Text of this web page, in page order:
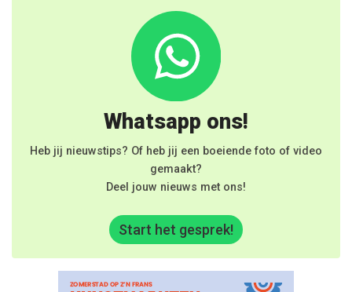
Whatsapp ons!
Heb jij nieuwstips? Of heb jij een boeiende foto of video
gemaakt?
Deel jouw nieuws met ons!
Start het gesprek!